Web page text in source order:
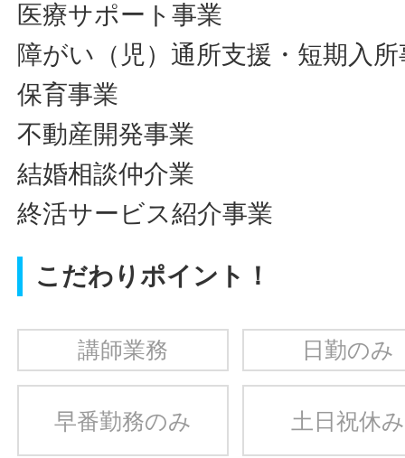
医療サポート事業
障がい（児）通所支援・短期入所
保育事業
不動産開発事業
結婚相談仲介業
終活サービス紹介事業
こだわりポイント！
講師業務 日勤のみ
早番勤務のみ 土日祝休み